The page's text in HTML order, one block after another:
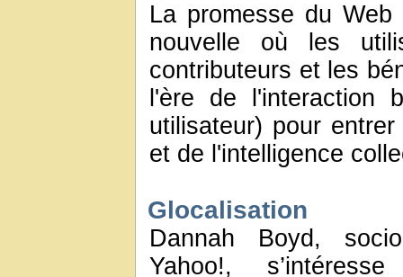
La promesse du
nouvelle où les
contributeurs et les
l'ère de l'interaction
utilisateur) pour
et de l'intelligence
Glocalisation
Dannah Boyd,
Yahoo!,